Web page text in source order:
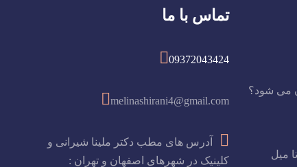
می شود؟
میل
تماس با ما
09372043424
melinashirani4@gmail.com
آدرس های مطب دکتر ملینا شیرانی و
کلینیک در شهرهای اصفهان و تهران :